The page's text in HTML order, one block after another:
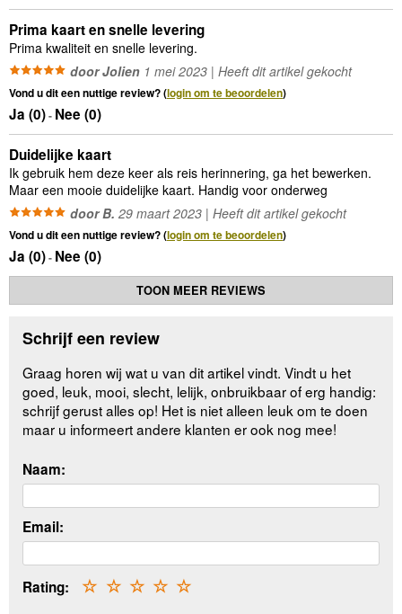
Prima kaart en snelle levering
Prima kwaliteit en snelle levering.
door Jolien 1 mei 2023 | Heeft dit artikel gekocht
Vond u dit een nuttige review? (login om te beoordelen)
Ja (0)- Nee (0)
Duidelijke kaart
Ik gebruik hem deze keer als reis herinnering, ga het bewerken.
Maar een mooie duidelijke kaart. Handig voor onderweg
door B. 29 maart 2023 | Heeft dit artikel gekocht
Vond u dit een nuttige review? (login om te beoordelen)
Ja (0)- Nee (0)
TOON MEER REVIEWS
Schrijf een review
Graag horen wij wat u van dit artikel vindt. Vindt u het
goed, leuk, mooi, slecht, lelijk, onbruikbaar of erg handig:
schrijf gerust alles op! Het is niet alleen leuk om te doen
maar u informeert andere klanten er ook nog mee!
Naam:
Email:
Rating: ☆
☆
☆
☆
☆